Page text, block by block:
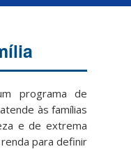
programa de
às famílias
e de extrema
para definir